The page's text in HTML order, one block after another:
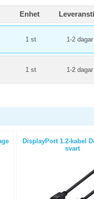
Enhet
1 st 1-2 dagar
1 st 1-2 dagar
DisplayPort 1.2-kabel
svart